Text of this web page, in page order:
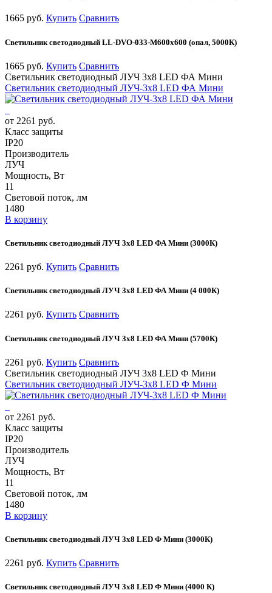
1665 руб. Купить Сравнить
Светильник светодиодный LL-DVO-033-M600x600 (опал, 5000К)
1665 руб. Купить Сравнить
Светильник светодиодный ЛУЧ 3х8 LED ФА Мини
Светильник светодиодный ЛУЧ-3х8 LED ФА Мини
от 2261 руб.
Класс защиты
IP20
Производитель
ЛУЧ
Мощность, Вт
11
Световой поток, лм
1480
В корзину
Светильник светодиодный ЛУЧ 3х8 LED ФА Мини (3000К)
2261 руб. Купить Сравнить
Светильник светодиодный ЛУЧ 3х8 LED ФА Мини (4 000К)
2261 руб. Купить Сравнить
Светильник светодиодный ЛУЧ 3х8 LED ФА Мини (5700К)
2261 руб. Купить Сравнить
Светильник светодиодный ЛУЧ 3х8 LED Ф Мини
Светильник светодиодный ЛУЧ-3х8 LED Ф Мини
от 2261 руб.
Класс защиты
IP20
Производитель
ЛУЧ
Мощность, Вт
11
Световой поток, лм
1480
В корзину
Светильник светодиодный ЛУЧ 3х8 LED Ф Мини (3000К)
2261 руб. Купить Сравнить
Светильник светодиодный ЛУЧ 3х8 LED Ф Мини (4000 К)